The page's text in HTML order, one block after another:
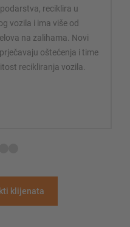
reciklira u
vozila i ima više od
na zalihama. Novi
oštećenja i time
recikliranja vozila.
klijenata